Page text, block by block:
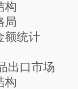
统计
口市场